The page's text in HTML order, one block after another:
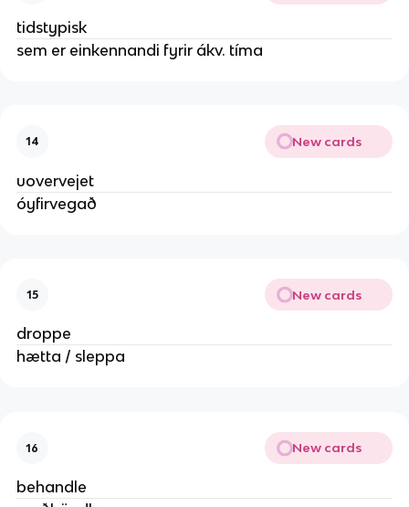
tidstypisk
sem er einkennandi fyrir ákv. tíma
14 New cards
uovervejet
óyfirvegað
15 New cards
droppe
hætta / sleppa
16 New cards
behandle